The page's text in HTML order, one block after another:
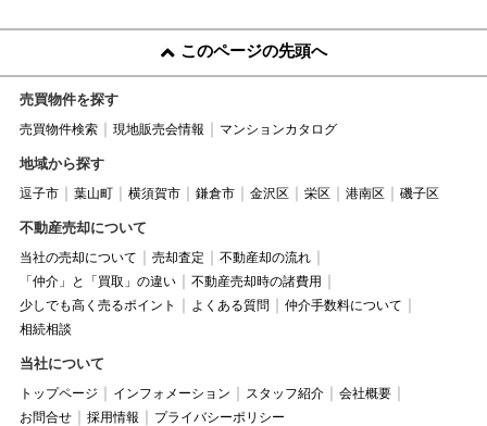
このページの先頭へ
売買物件を探す
売買物件検索 現地販売会情報 マンションカタログ
地域から探す
逗子市 葉山町 横須賀市 鎌倉市 金沢区 栄区 港南区 磯子区
不動産売却について
当社の売却について 売却査定
不動産却の流れ
「仲介」と「買取」の違い
不動産売却時の諸費用
少しでも高く売るポイント
よくある質問
仲介手数料について
相続相談
当社について
トップページ インフォメーション スタッフ紹介
会社概要
お問合せ
採用情報 プライバシーポリシー